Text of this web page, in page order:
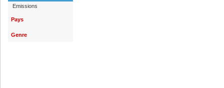
Emissions
Pays
Genre